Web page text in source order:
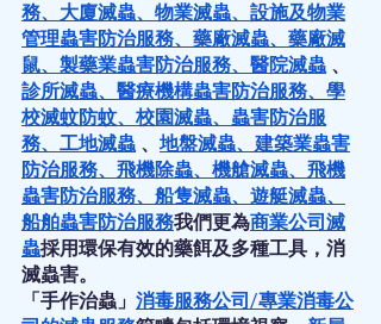
務、 大廈滅蟲、 物業滅蟲、 設施及物業
管理蟲害防治服務、 藥廠滅蟲、 藥廠滅
鼠、 製藥業蟲害防治服務、 醫院滅蟲 、
診所滅蟲、 醫療機構蟲害防治服務、 學
校滅蚊防蚊、 校園滅蟲、 蟲害防治服
務、 工地滅蟲 、 地盤滅蟲、 建築業蟲害
防治服務、 飛機除蟲、 機艙滅蟲、 飛機
蟲害防治服務、 船隻滅蟲、 遊艇滅蟲、
船舶蟲害防治服務我們更為商業公司滅
蟲採用環保有效的藥餌及多種工具，消
滅蟲害。
「手作治蟲」 消毒服務公司/專業消毒公